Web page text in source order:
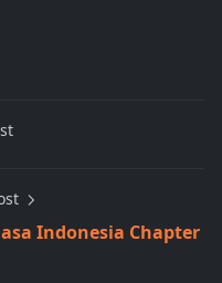
Indonesia Chapter